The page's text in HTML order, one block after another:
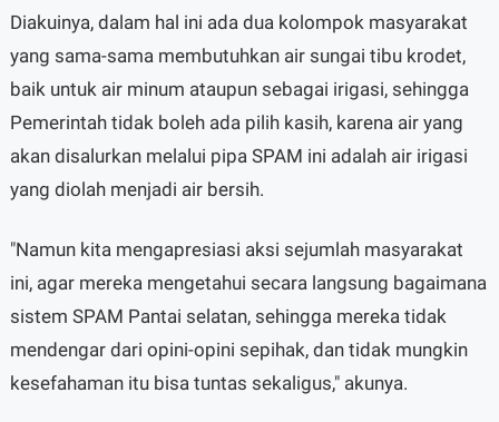
Diakuinya, dalam hal ini ada dua kolompok masyarakat
yang sama-sama membutuhkan air sungai tibu krodet,
baik untuk air minum ataupun sebagai irigasi, sehingga
Pemerintah tidak boleh ada pilih kasih, karena air yang
akan disalurkan melalui pipa SPAM ini adalah air irigasi
yang diolah menjadi air bersih.
"Namun kita mengapresiasi aksi sejumlah masyarakat
ini, agar mereka mengetahui secara langsung bagaimana
sistem SPAM Pantai selatan, sehingga mereka tidak
mendengar dari opini-opini sepihak, dan tidak mungkin
kesefahaman itu bisa tuntas sekaligus," akunya.